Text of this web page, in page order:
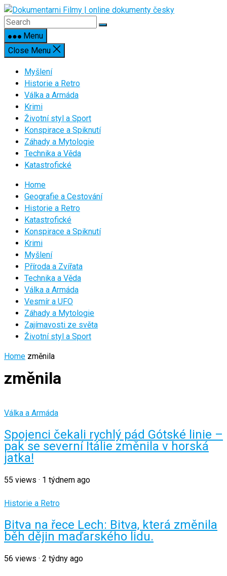
Skip
to
contentMenu
Close Menu
Myšlení
Historie a Retro
Válka a Armáda
Krimi
Životní styl a Sport
Konspirace a Spiknutí
Záhady a Mytologie
Technika a Věda
Katastrofické
Home
Geografie a Cestování
Historie a Retro
Katastrofické
Konspirace a Spiknutí
Krimi
Myšlení
Příroda a Zvířata
Technika a Věda
Válka a Armáda
Vesmír a UFO
Záhady a Mytologie
Zajímavosti ze světa
Životní styl a Sport
Home změnila
změnila
Válka a Armáda
Spojenci čekali rychlý pád Gótské linie –
pak se severní Itálie změnila v horská
jatka!
55 views · 1 týdnem ago
Historie a Retro
Bitva na řece Lech: Bitva, která změnila
běh dějin maďarského lidu.
56 views · 2 týdny ago